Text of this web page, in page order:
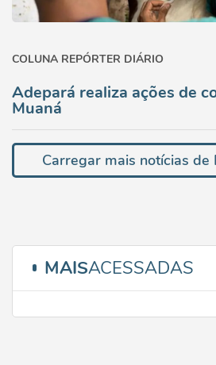
COLUNA REPÓRTER DIÁRIO
Adepará realiza ações de
Muaná
Carregar mais notícias de
MAISACESSADAS